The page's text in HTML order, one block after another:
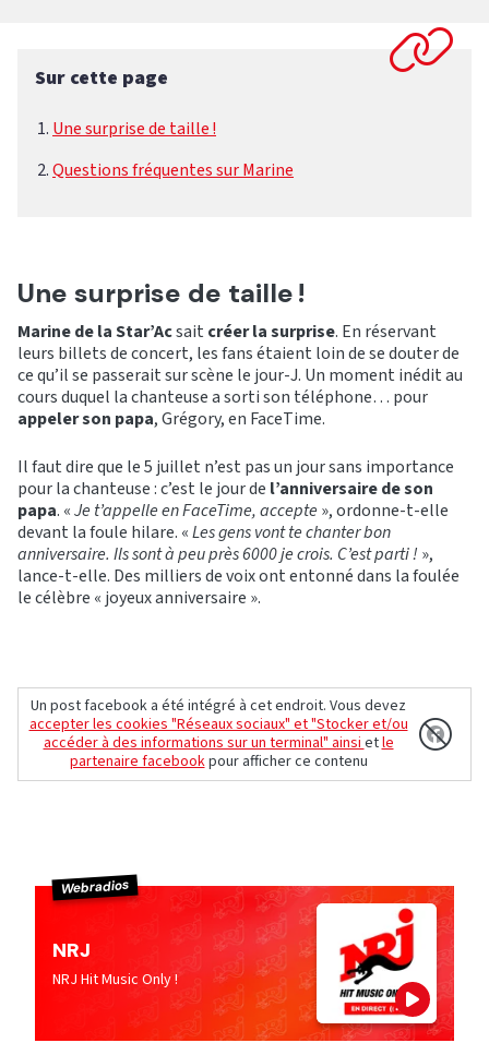
Sur cette page
Une surprise de taille !
Questions fréquentes sur Marine
Une surprise de taille !
Marine de la Star’Acsait créer la surprise. En réservant
leurs billets de concert, les fans étaient loin de se douter de
ce qu’il se passerait sur scène le jour-J. Un moment inédit au
cours duquel la chanteuse a sorti son téléphone… pour
appeler son papa, Grégory, en FaceTime.
Il faut dire que le 5 juillet n’est pas un jour sans importance
pour la chanteuse : c’est le jour de l’anniversaire de son
papa. «Je t’appelle en FaceTime, accepte», ordonne-t-elle
devant la foule hilare. «Les gens vont te chanter bon
anniversaire. Ils sont à peu près 6000 je crois. C’est parti ! »,
lance-t-elle. Des milliers de voix ont entonné dans la foulée
le célèbre « joyeux anniversaire ».
Un post facebook a été intégré à cet endroit. Vous devez
accepter les cookies "Réseaux sociaux" et "Stocker et/ou
accéder à des informations sur un terminal" ainsietle
partenaire facebookpour afficher ce contenu
Webradios
NRJ
NRJ Hit Music Only !